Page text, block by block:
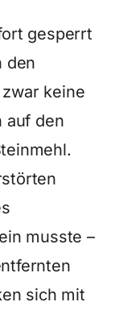
gesperrt
den
keine
auf den
musste –
sich mit